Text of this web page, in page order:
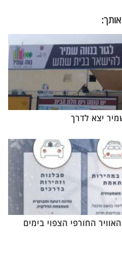
יצא לדרך
החורפי הצפוי בימים